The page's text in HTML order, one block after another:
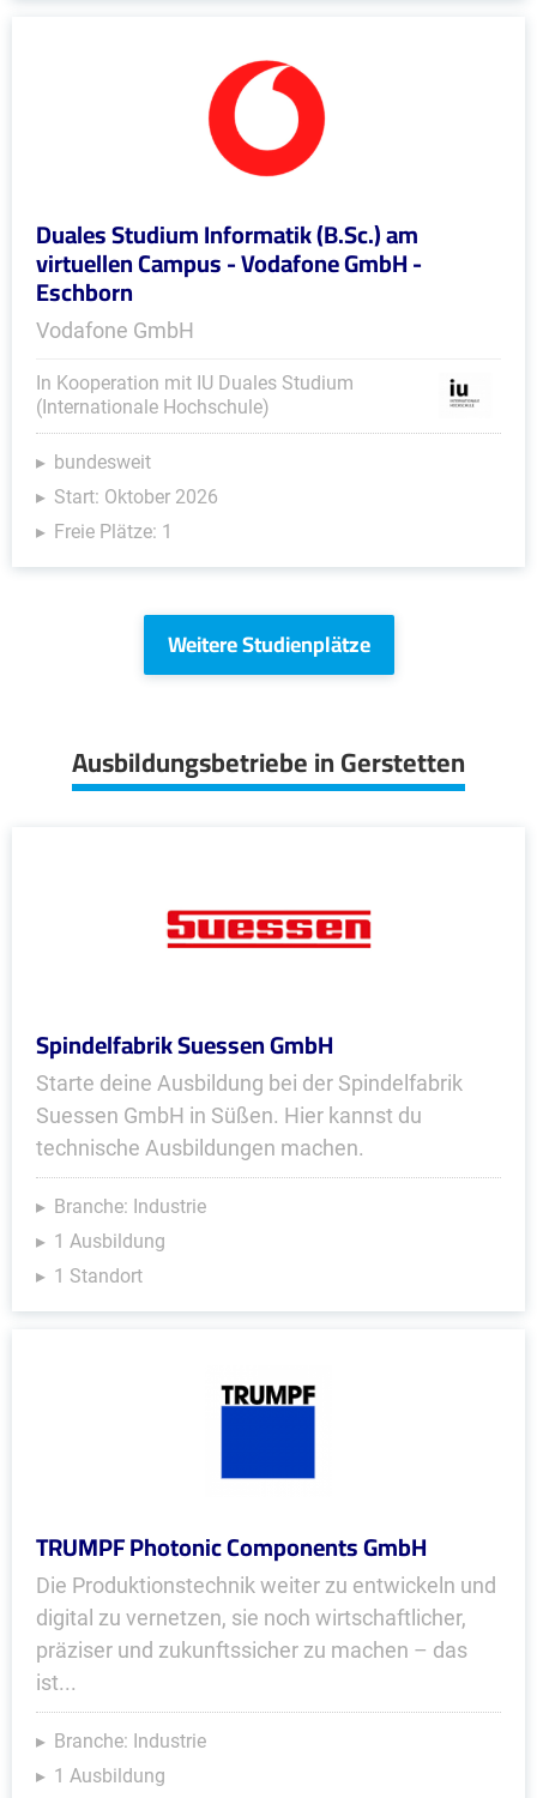
Duales Studium Informatik (B.Sc.) am
virtuellen Campus - Vodafone GmbH -
Eschborn
Vodafone GmbH
In Kooperation mit IU Duales Studium
(Internationale Hochschule)
bundesweit
Start: Oktober 2026
Freie Plätze: 1
Weitere Studienplätze
Ausbildungsbetriebe in Gerstetten
Spindelfabrik Suessen GmbH
Starte deine Ausbildung bei der Spindelfabrik
Suessen GmbH in Süßen. Hier kannst du
technische Ausbildungen machen.
Branche: Industrie
1 Ausbildung
1 Standort
TRUMPF Photonic Components GmbH
Die Produktionstechnik weiter zu entwickeln und
digital zu vernetzen, sie noch wirtschaftlicher,
präziser und zukunftssicher zu machen – das
ist...
Branche: Industrie
1 Ausbildung